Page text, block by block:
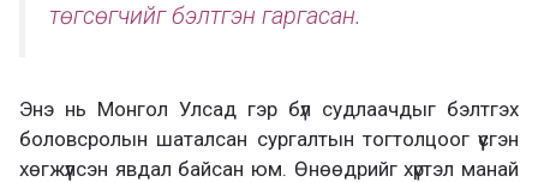
төгсөгчийг бэлтгэн гаргасан.
Энэ нь Монгол Улсад гэр бүл судлаачдыг бэлтгэх
боловсролын шаталсан сургалтын тогтолцоог үүсгэн
хөгжүүлсэн явдал байсан юм. Өнөөдрийг хүртэл манай